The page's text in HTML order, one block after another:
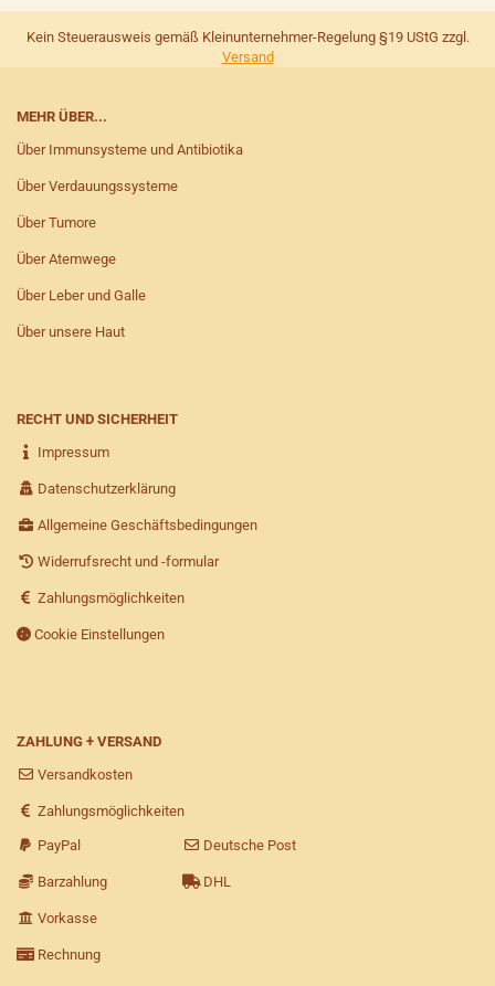
Kein Steuerausweis gemäß Kleinunternehmer-Regelung §19 UStG zzgl.
Versand
MEHR ÜBER...
Über Immunsysteme und Antibiotika
Über Verdauungssysteme
Über Tumore
Über Atemwege
Über Leber und Galle
Über unsere Haut
RECHT UND SICHERHEIT
Impressum
Datenschutzerklärung
Allgemeine Geschäftsbedingungen
Widerrufsrecht und -formular
Zahlungsmöglichkeiten
Cookie Einstellungen
ZAHLUNG + VERSAND
Versandkosten
Zahlungsmöglichkeiten
PayPal
Barzahlung
Vorkasse
Rechnung
Deutsche Post
DHL